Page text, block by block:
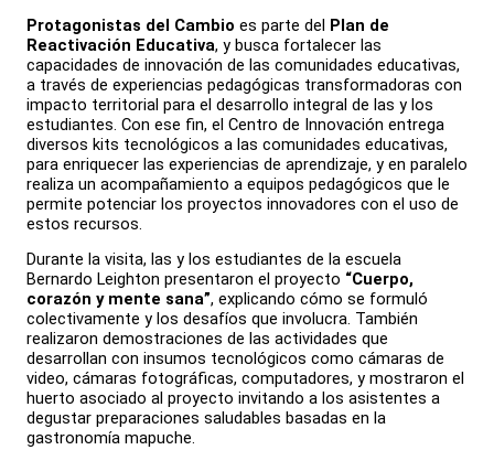
Protagonistas del Cambio es parte del Plan de
Reactivación Educativa, y busca fortalecer las
capacidades de innovación de las comunidades educativas,
a través de experiencias pedagógicas transformadoras con
impacto territorial para el desarrollo integral de las y los
estudiantes. Con ese fin, el Centro de Innovación entrega
diversos kits tecnológicos a las comunidades educativas,
para enriquecer las experiencias de aprendizaje, y en paralelo
realiza un acompañamiento a equipos pedagógicos que le
permite potenciar los proyectos innovadores con el uso de
estos recursos.
Durante la visita, las y los estudiantes de la escuela
Bernardo Leighton presentaron el proyecto “Cuerpo,
corazón y mente sana”, explicando cómo se formuló
colectivamente y los desafíos que involucra. También
realizaron demostraciones de las actividades que
desarrollan con insumos tecnológicos como cámaras de
video, cámaras fotográficas, computadores, y mostraron el
huerto asociado al proyecto invitando a los asistentes a
degustar preparaciones saludables basadas en la
gastronomía mapuche.